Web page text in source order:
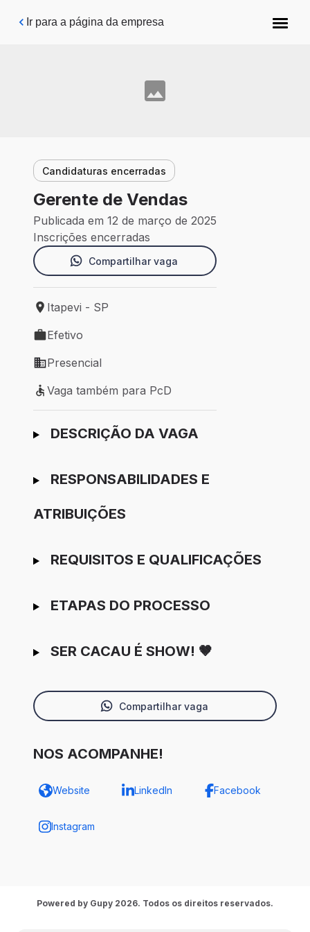
Pular para o conteúdo principal
Ir para a página da empresa
Candidaturas encerradas
Gerente de Vendas
Publicada em 12 de março de 2025
Inscrições encerradas
Compartilhar vaga
Local de trabalho: Itapevi - SP
Itapevi - SP
Tipo de vaga: Efetivo
Efetivo
Modelo de trabalho: Presencial
Presencial
Vaga também para PcD
Vaga também para PcD
Ir para candidatura
DESCRIÇÃO DA VAGA
RESPONSABILIDADES E
ATRIBUIÇÕES
REQUISITOS E QUALIFICAÇÕES
ETAPAS DO PROCESSO
SER CACAU É SHOW! 🤎
Compartilhar vaga
NOS ACOMPANHE!
Website LinkedIn Facebook
Instagram
Powered by Gupy 2026. Todos os direitos reservados.